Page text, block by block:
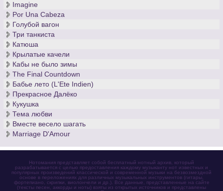
Imagine
Por Una Cabeza
Голубой вагон
Три танкиста
Катюша
Крылатые качели
Кабы не было зимы
The Final Countdown
Бабье лето (L'Ete Indien)
Прекрасное Далёко
Кукушка
Тема любви
Вместе весело шагать
Marriage D'Amour
Нотомания представляет собой бесплатный нотный архив, который
разрабатывается с целью предоставления каждому музыканту нот известных и
популярных произведений классической и современной музыки на безвозмездной
основе в переложениях для различных музыкальных инструментов (гитары,
фортепиано, скрипки, виолончели и др.). Все данные, представленные на сайте
(тексты песен, аккорды и ноты) взяты из открытых источников и представлены